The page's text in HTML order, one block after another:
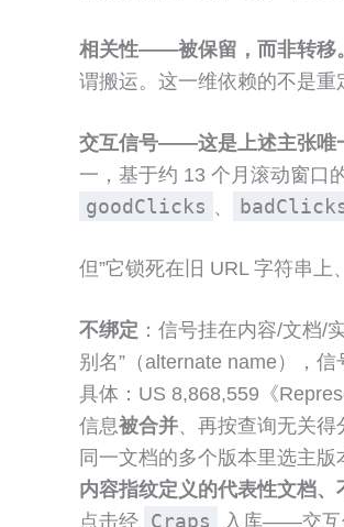
相关性——被保留，而非转移。
谓搬运。这一维依赖的不是重
交互信号——这是上述主张唯
一，基于约 13 个月滚动窗口
goodClicks 、
但”它锁死在旧 URL 字符串
不绑定 ：信号挂在内容/文档/
别名”（alternate name），
具体：US 8,868,559《
信息被合并、再按查询无关得
同一文档的多个版本里选主
内容指纹定义的代表性文档、
点击经 Craps 入库——交互